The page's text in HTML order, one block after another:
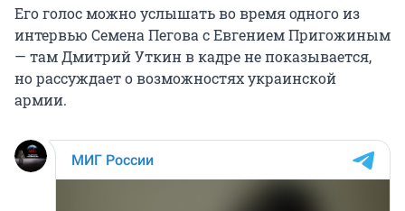
Его голос можно услышать во время одного из
интервью Семена Пегова с Евгением Пригожиным
— там Дмитрий Уткин в кадре не показываетcя,
но рассуждает о возможностях украинской
армии.